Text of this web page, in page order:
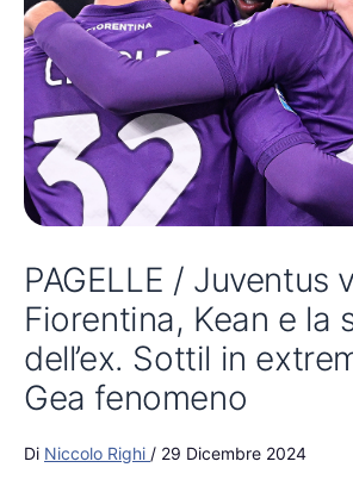
PAGELLE / Juventus
Fiorentina, Kean e la
dell’ex. Sottil in
Gea fenomeno